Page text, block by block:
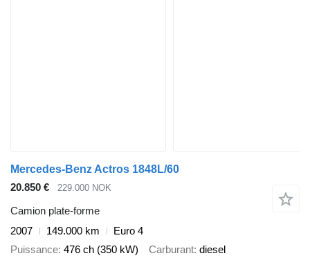
Mercedes-Benz Actros 1848L/60
20.850 €
229.000 NOK
Camion plate-forme
2007
149.000 km
Euro 4
Puissance 476 ch (350 kW) Carburant diesel